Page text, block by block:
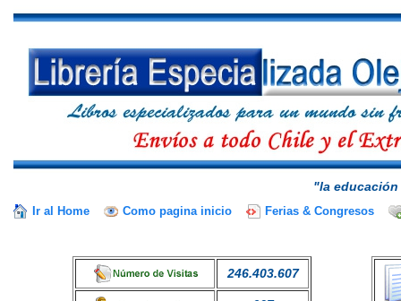
"la
Ir al Home Como pagina inicio Ferias & Congresos
246.403.607